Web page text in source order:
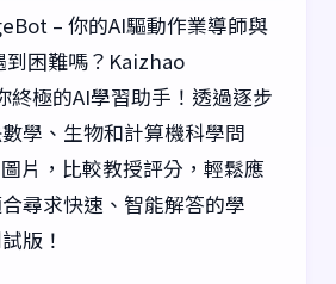
– 你的AI驅動作業導師與
到困難嗎？Kaizhao
極的AI學習助手！透過逐步
學、生物和計算機科學問
片，比較教授評分，輕鬆應
尋求快速、智能解答的學
版！